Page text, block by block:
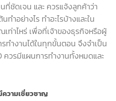
ชัดเจน และ ควรแจ้งลูกค้าว่า
ำอย่างไร ทำอะไรบ้างและใน
เท่าไหร่ เพื่อที่เจ้าของธุรกิจหรือผู้
ทำงานได้ในทุกขั้นตอน จึงจำเป็น
ควรมีแผนการทำงานทั้งหมดและ
ความเชี่ยวชาญ